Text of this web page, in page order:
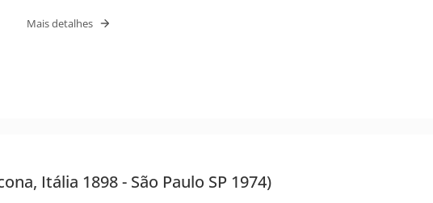
Mais detalhes
Itália 1898 - São Paulo SP 1974)